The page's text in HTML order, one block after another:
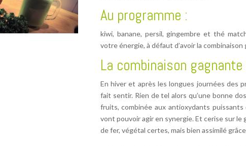
Au programme :
kiwi, banane, persil, gingembre et thé
votre énergie, à défaut d’avoir la
La combinaison gagnante
En hiver et après les longues journées des
fait sentir. Rien de tel alors qu’une bonne
fruits, combinée aux antioxydants
vont pouvoir agir en synergie. Et cerise sur le
de fer, végétal certes, mais bien assimilé